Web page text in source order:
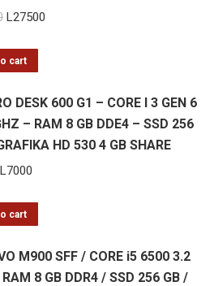
Original
was:
L 27500
cart
DESK 600 G1 – CORE I 3 GEN 6
– RAM 8 GB DDE4 – SSD 256
HD 530 4 GB SHARE
Original
was:
L 7000
cart
M900 SFF / CORE i5 6500 3.2
8 GB DDR4 / SSD 256 GB /